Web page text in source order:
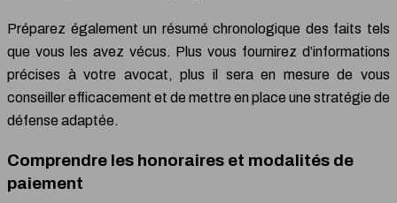
Préparez également un résumé chronologique des faits tels
que vous les avez vécus. Plus vous fournirez d’informations
précises à votre avocat, plus il sera en mesure de vous
conseiller efficacement et de mettre en place une stratégie de
défense adaptée.
Comprendre les honoraires et modalités de
paiement